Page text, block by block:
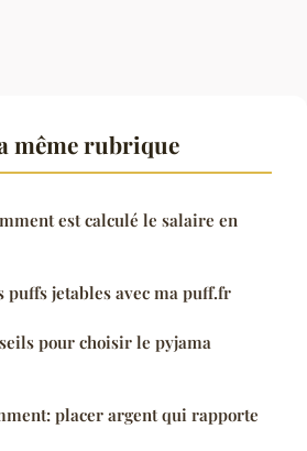
même rubrique
est calculé le salaire en
puffs jetables avec ma puff.fr
pour choisir le pyjama
placer argent qui rapporte